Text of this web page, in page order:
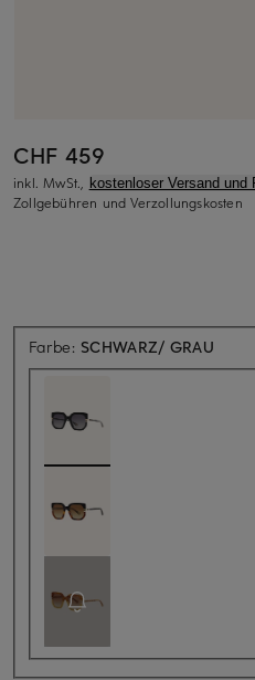
CHF 459
inkl. MwSt., kostenloser Versand und
Zollgebühren und Verzollungskosten
Farbe: SCHWARZ/ GRAU